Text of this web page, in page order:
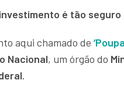
é tão
aqui chamado de ‘
Nacional, um órgão do
.